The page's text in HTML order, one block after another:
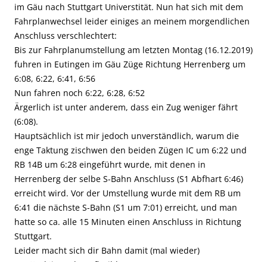
im Gäu nach Stuttgart Universtität. Nun hat sich mit dem
Fahrplanwechsel leider einiges an meinem morgendlichen
Anschluss verschlechtert:
Bis zur Fahrplanumstellung am letzten Montag (16.12.2019)
fuhren in Eutingen im Gäu Züge Richtung Herrenberg um
6:08, 6:22, 6:41, 6:56
Nun fahren noch 6:22, 6:28, 6:52
Ärgerlich ist unter anderem, dass ein Zug weniger fährt
(6:08).
Hauptsächlich ist mir jedoch unverständlich, warum die
enge Taktung zischwen den beiden Zügen IC um 6:22 und
RB 14B um 6:28 eingeführt wurde, mit denen in
Herrenberg der selbe S-Bahn Anschluss (S1 Abfhart 6:46)
erreicht wird. Vor der Umstellung wurde mit dem RB um
6:41 die nächste S-Bahn (S1 um 7:01) erreicht, und man
hatte so ca. alle 15 Minuten einen Anschluss in Richtung
Stuttgart.
Leider macht sich dir Bahn damit (mal wieder)